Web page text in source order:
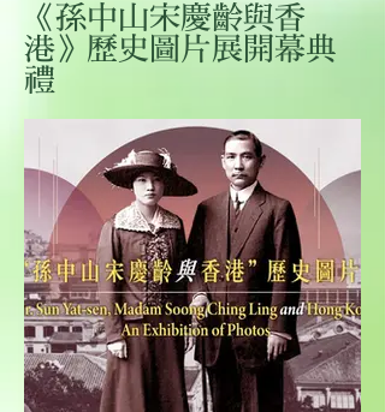
《孫中山宋慶齡與香
港》歷史圖片展開幕典
禮